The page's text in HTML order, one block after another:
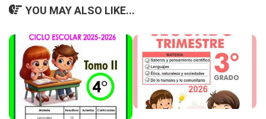
YOU MAY ALSO LIKE...